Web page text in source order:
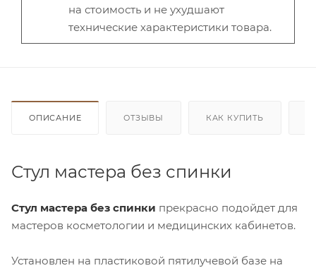
на стоимость и не ухудшают
технические характеристики товара.
ОПИСАНИЕ ОТЗЫВЫ КАК КУПИТЬ
Стул мастера без спинки
Стул мастера без спинки прекрасно подойдет для
мастеров косметологии и медицинских кабинетов.
Установлен на пластиковой пятилучевой базе на